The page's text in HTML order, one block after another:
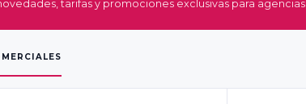
tarifas y promociones exclusivas para agencias